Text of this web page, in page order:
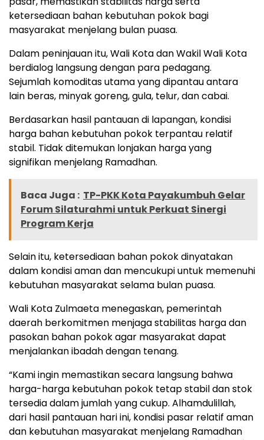
ketersediaan bahan kebutuhan pokok bagi
masyarakat menjelang bulan puasa.
Dalam peninjauan itu, Wali Kota dan Wakil Wali Kota
berdialog langsung dengan para pedagang.
Sejumlah komoditas utama yang dipantau antara
lain beras, minyak goreng, gula, telur, dan cabai.
Berdasarkan hasil pantauan di lapangan, kondisi
harga bahan kebutuhan pokok terpantau relatif
stabil. Tidak ditemukan lonjakan harga yang
signifikan menjelang Ramadhan.
Baca Juga : TP-PKK Kota Payakumbuh Gelar
Forum Silaturahmi untuk Perkuat Sinergi
Program Kerja
Selain itu, ketersediaan bahan pokok dinyatakan
dalam kondisi aman dan mencukupi untuk memenuhi
kebutuhan masyarakat selama bulan puasa.
Wali Kota Zulmaeta menegaskan, pemerintah
daerah berkomitmen menjaga stabilitas harga dan
pasokan bahan pokok agar masyarakat dapat
menjalankan ibadah dengan tenang.
“Kami ingin memastikan secara langsung bahwa
harga-harga kebutuhan pokok tetap stabil dan stok
tersedia dalam jumlah yang cukup. Alhamdulillah,
dari hasil pantauan hari ini, kondisi pasar relatif aman
dan kebutuhan masyarakat menjelang Ramadhan